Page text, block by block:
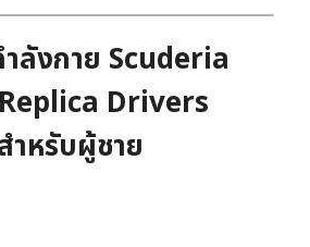
ลังกาย Scuderia
Drivers
หรับผู้ชาย